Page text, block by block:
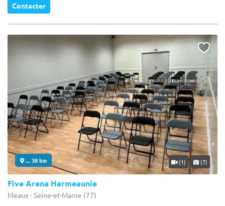
Contacter
... 38 km (1) (7)
Five Arena Harmeaunie
Meaux - Seine-et-Marne (77)